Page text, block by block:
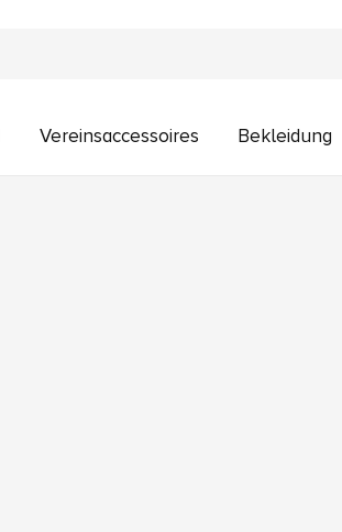
Vereinsaccessoires Bekleidung